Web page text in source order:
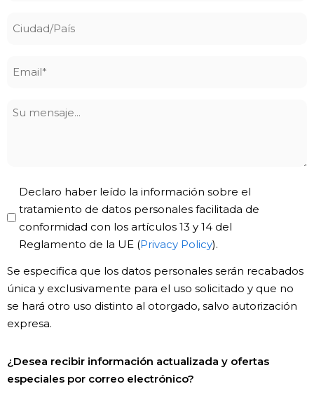
Su
Privacy
Policy
Declaro haber leído la información sobre el
tratamiento de datos personales facilitada de
conformidad con los artículos 13 y 14 del
Reglamento de la UE (Privacy Policy).
Se especifica que los datos personales serán recabados
única y exclusivamente para el uso solicitado y que no
se hará otro uso distinto al otorgado, salvo autorización
expresa.
¿Desea recibir información actualizada y ofertas
especiales por correo electrónico?